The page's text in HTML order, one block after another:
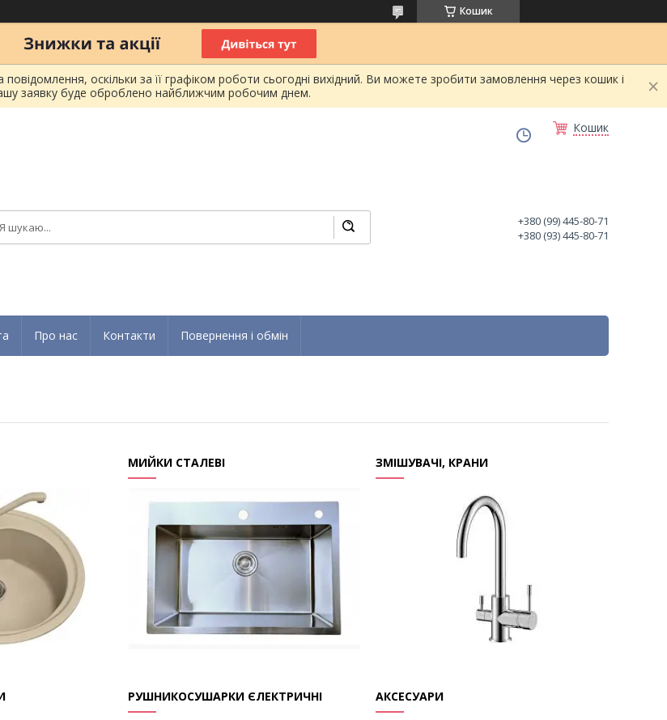
Кошик
оскільки за її графіком роботи сьогодні вихідний. Ви можете зробити замовлення через кошик і
заявку буде оброблено найближчим робочим днем.
Кошик
+380 (99) 445-80-71
+380 (93) 445-80-71
Про нас Контакти Повернення і обмін
МИЙКИ СТАЛЕВІ ЗМІШУВАЧІ, КРАНИ
РУШНИКОСУШАРКИ ЄЛЕКТРИЧНІ АКСЕСУАРИ